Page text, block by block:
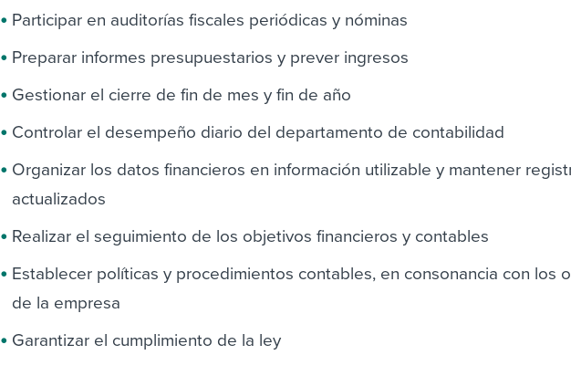
Participar en auditorías fiscales periódicas y nóminas
Preparar informes presupuestarios y prever ingresos
Gestionar el cierre de fin de mes y fin de año
Controlar el desempeño diario del departamento de contabilidad
Organizar los datos financieros en información utilizable y mantener
actualizados
Realizar el seguimiento de los objetivos financieros y contables
Establecer políticas y procedimientos contables, en consonancia con los
de la empresa
Garantizar el cumplimiento de la ley